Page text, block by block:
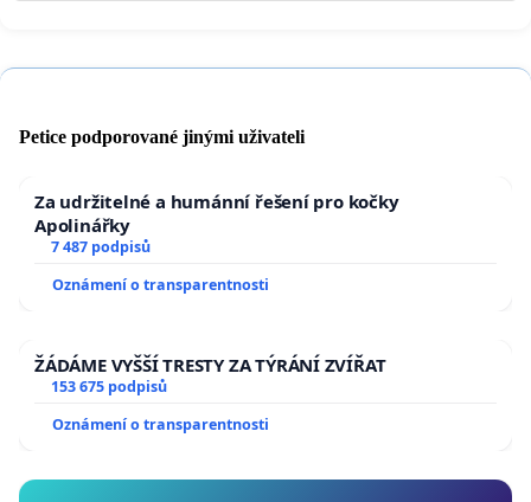
Petice podporované jinými uživateli
Za udržitelné a humánní řešení pro kočky
Apolinářky
7 487 podpisů
Oznámení o transparentnosti
ŽÁDÁME VYŠŠÍ TRESTY ZA TÝRÁNÍ ZVÍŘAT
153 675 podpisů
Oznámení o transparentnosti